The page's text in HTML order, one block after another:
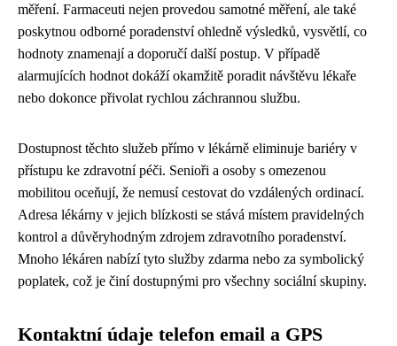
měření. Farmaceuti nejen provedou samotné měření, ale také
poskytnou odborné poradenství ohledně výsledků, vysvětlí, co
hodnoty znamenají a doporučí další postup. V případě
alarmujících hodnot dokáží okamžitě poradit návštěvu lékaře
nebo dokonce přivolat rychlou záchrannou službu.
Dostupnost těchto služeb přímo v lékárně eliminuje bariéry v
přístupu ke zdravotní péči. Senioři a osoby s omezenou
mobilitou oceňují, že nemusí cestovat do vzdálených ordinací.
Adresa lékárny v jejich blízkosti se stává místem pravidelných
kontrol a důvěryhodným zdrojem zdravotního poradenství.
Mnoho lékáren nabízí tyto služby zdarma nebo za symbolický
poplatek, což je činí dostupnými pro všechny sociální skupiny.
Kontaktní údaje telefon email a GPS